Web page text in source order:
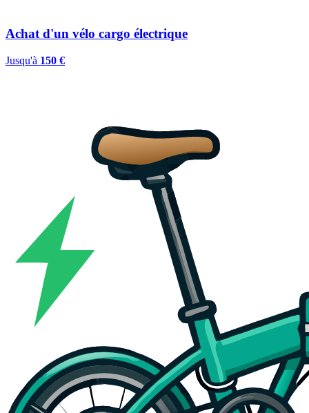
Achat d'un vélo cargo électrique
Jusqu'à 150 €